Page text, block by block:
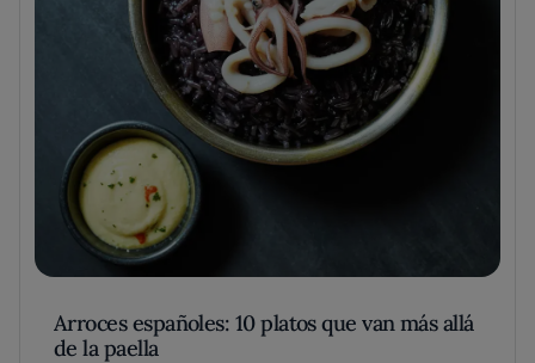
Arroces españoles: 10 platos que van más allá
de la paella